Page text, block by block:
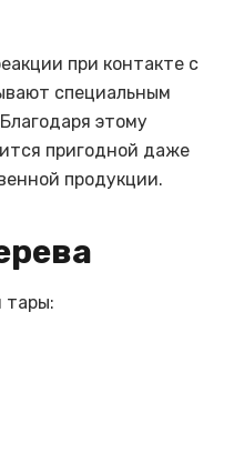
при контакте с
специальным
этому
пригодной даже
продукции.
тары: